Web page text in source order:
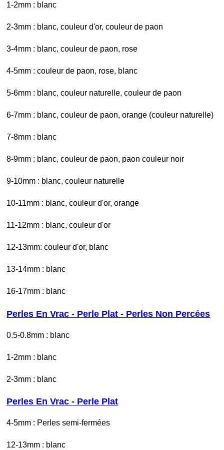
1-2mm : blanc
2-3mm : blanc, couleur d'or, couleur de paon
3-4mm : blanc, couleur de paon, rose
4-5mm : couleur de paon, rose, blanc
5-6mm : blanc, couleur naturelle, couleur de paon
6-7mm : blanc, couleur de paon, orange (couleur naturelle)
7-8mm : blanc
8-9mm : blanc, couleur de paon, paon couleur noir
9-10mm : blanc, couleur naturelle
10-11mm : blanc, couleur d'or, orange
11-12mm : blanc, couleur d'or
12-13mm: couleur d'or, blanc
13-14mm : blanc
16-17mm : blanc
Perles En Vrac - Perle Plat - Perles Non Percées
0.5-0.8mm : blanc
1-2mm : blanc
2-3mm : blanc
Perles En Vrac - Perle Plat
4-5mm : Perles semi-fermées
12-13mm : blanc